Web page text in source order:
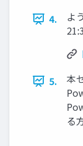
4.
よ
5.
本
る